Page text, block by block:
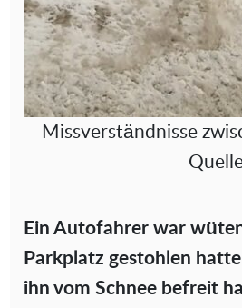
Missverständnisse
Ein Autofahrer war
Parkplatz gestohlen
ihn vom Schnee befreit